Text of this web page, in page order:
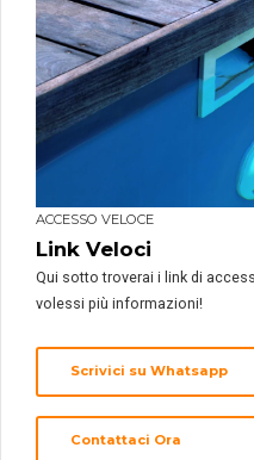
ACCESSO VELOCE
Link Veloci
Qui sotto troverai i link di
volessi più informazioni!
Scrivici su Whatsapp
Contattaci Ora